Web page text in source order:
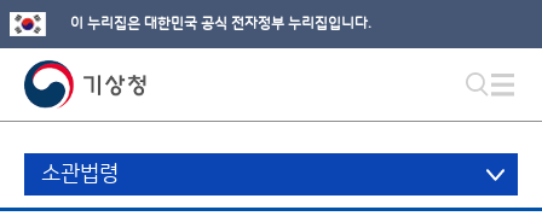
이 누리집은 대한민국 공식 전자정부 누리집입니다.
소관법령